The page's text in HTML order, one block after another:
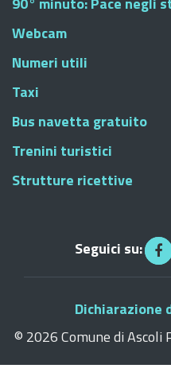
Webcam
Numeri utili
Taxi
Bus navetta gratuito
Trenini turistici
Strutture ricettive
Seguici su:
Dichiarazione
© 2026 Comune di